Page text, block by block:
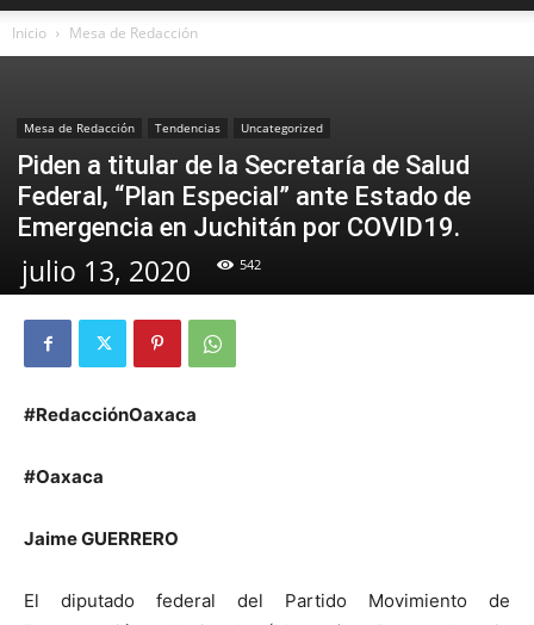
Inicio Mesa de Redacción
Mesa de Redacción Tendencias Uncategorized
Piden a titular de la Secretaría de Salud
Federal, “Plan Especial” ante Estado de
Emergencia en Juchitán por COVID19.
julio 13, 2020 542
#RedacciónOaxaca
#Oaxaca
Jaime GUERRERO
El diputado federal del Partido Movimiento de